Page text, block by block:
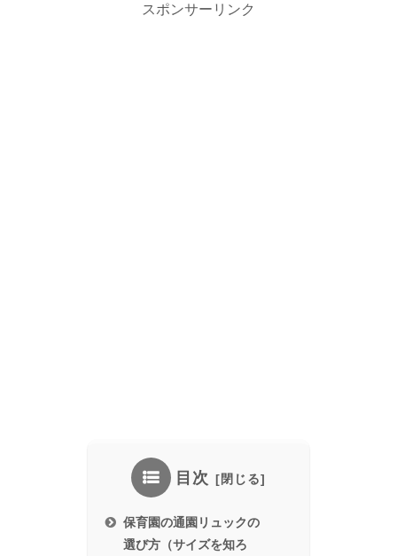
スポンサーリンク
目次
保育園の通園リュックの
選び方（サイズを知ろ